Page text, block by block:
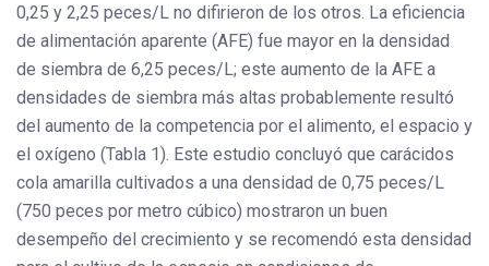
0,25 y 2,25 peces/L no difirieron de los otros. La eficiencia
de alimentación aparente (AFE) fue mayor en la densidad
de siembra de 6,25 peces/L; este aumento de la AFE a
densidades de siembra más altas probablemente resultó
del aumento de la competencia por el alimento, el espacio y
el oxígeno (Tabla 1). Este estudio concluyó que carácidos
cola amarilla cultivados a una densidad de 0,75 peces/L
(750 peces por metro cúbico) mostraron un buen
desempeño del crecimiento y se recomendó esta densidad